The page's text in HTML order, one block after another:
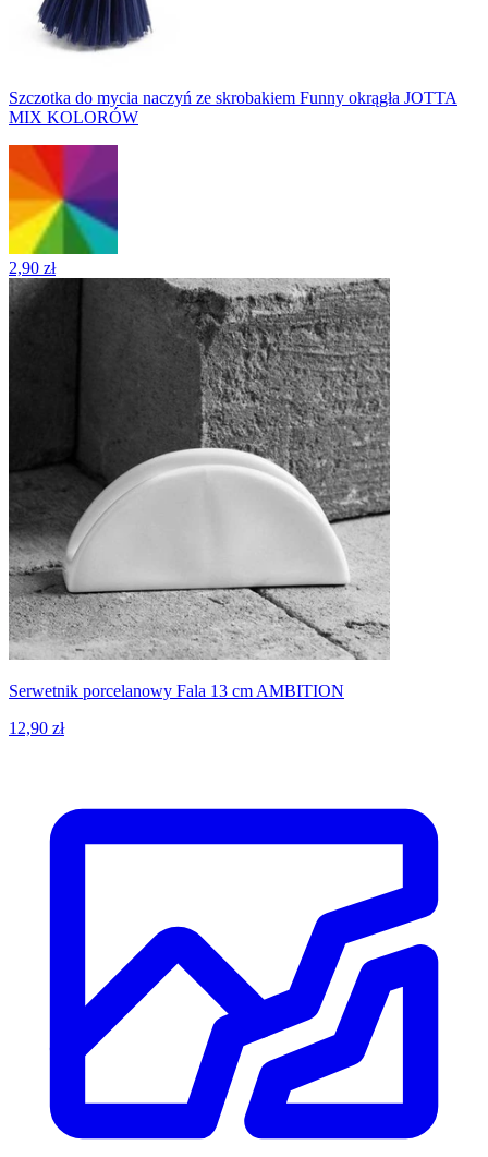
Szczotka do mycia naczyń ze skrobakiem Funny okrągła JOTTA
MIX KOLORÓW
2,90 zł
Serwetnik porcelanowy Fala 13 cm AMBITION
12,90 zł